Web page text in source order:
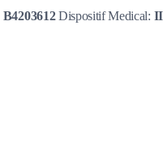
B4203612Dispositif Medical: